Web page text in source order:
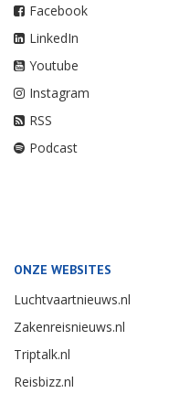
Facebook
LinkedIn
Youtube
Instagram
RSS
Podcast
ONZE WEBSITES
Luchtvaartnieuws.nl
Zakenreisnieuws.nl
Triptalk.nl
Reisbizz.nl